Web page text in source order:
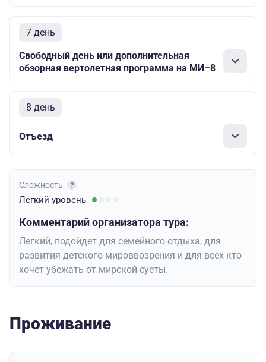
7 день
Свободный день или дополнительная
обзорная вертолетная программа на МИ–8
8 день
Отъезд
Сложность
Легкий уровень
Комментарий организатора тура:
Легкий, подойдет для семейного отдыха, для
развития детского мироввозрения и для всех кто
хочет убежать от мирской суеты.
Проживание